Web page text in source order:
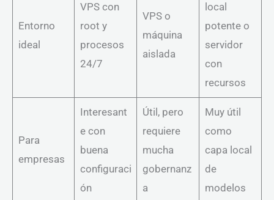
Entorno
ideal
VPS con
root y
procesos
24/7
VPS o
máquina
aislada
local
potente o
servidor
con
recursos
Para
empresas
Interesant
e con
buena
configuraci
ón
Útil, pero
requiere
mucha
gobernanz
a
Muy útil
como
capa local
de
modelos